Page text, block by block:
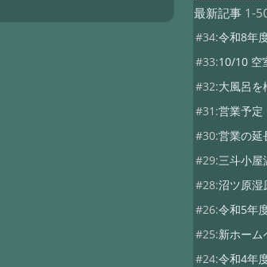
最新記事1-
#34:令和8年
#33:10/10 空
#32:大風呂を
#31:営業予定
#30:営業の延
#29:三斗小
#28:沼ツ原湿
#26:令和5年
#25:新ホーム
#24:令和4年